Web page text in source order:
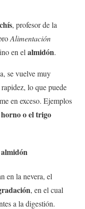
, profesor de la
Alimentación
en el almidón.
se vuelve muy
lo que puede
en exceso. Ejemplos
o el trigo
en la nevera, el
, en el cual
a la digestión.